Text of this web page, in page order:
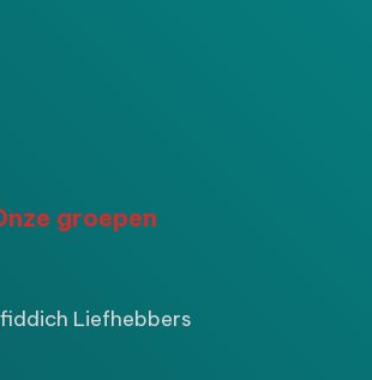
groepen
Liefhebbers